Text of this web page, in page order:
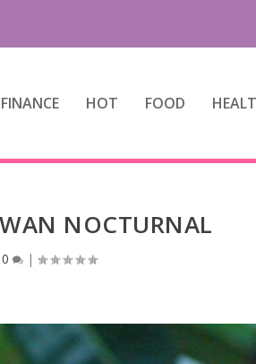
FINANCE HOT FOOD
NOCTURNAL
0 |